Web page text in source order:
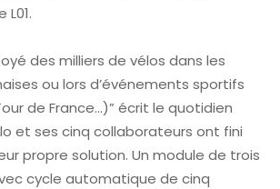
des milliers de vélos dans les
ou lors d’événements sportifs
de France…)” écrit le quotidien
et ses cinq collaborateurs ont fini
propre solution. Un module de trois
cycle automatique de cinq